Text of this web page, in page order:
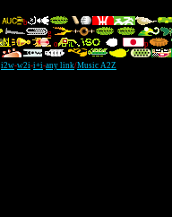
b
g
o p
i2w-w2i-i+i-any link/Music A2Z